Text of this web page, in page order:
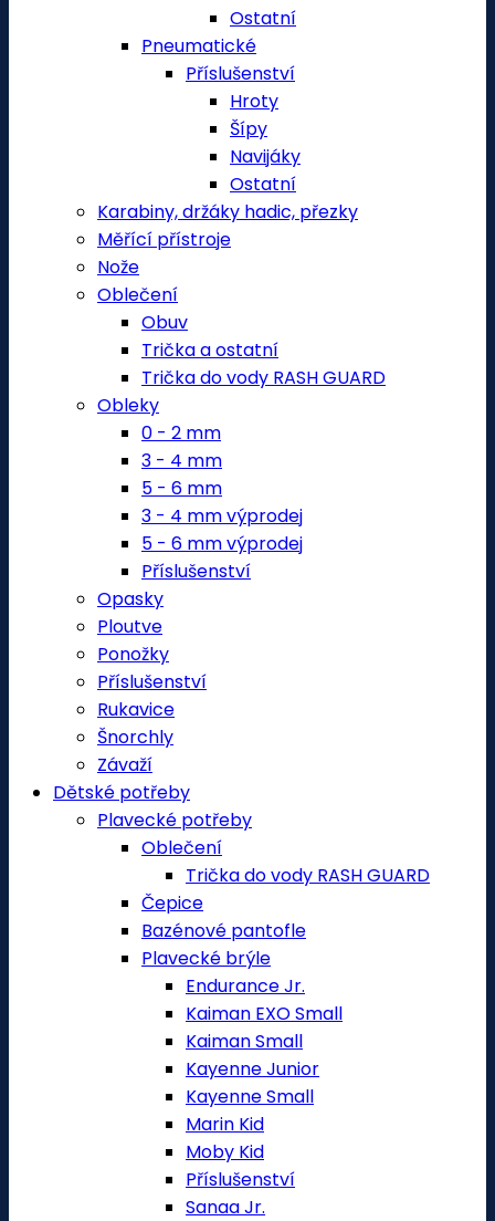
Ostatní
Pneumatické
Příslušenství
Hroty
Šípy
Navijáky
Ostatní
Karabiny, držáky hadic, přezky
Měřící přístroje
Nože
Oblečení
Obuv
Trička a ostatní
Trička do vody RASH GUARD
Obleky
0 - 2 mm
3 - 4 mm
5 - 6 mm
3 - 4 mm výprodej
5 - 6 mm výprodej
Příslušenství
Opasky
Ploutve
Ponožky
Příslušenství
Rukavice
Šnorchly
Závaží
Dětské potřeby
Plavecké potřeby
Oblečení
Trička do vody RASH GUARD
Čepice
Bazénové pantofle
Plavecké brýle
Endurance Jr.
Kaiman EXO Small
Kaiman Small
Kayenne Junior
Kayenne Small
Marin Kid
Moby Kid
Příslušenství
Sanaa Jr.